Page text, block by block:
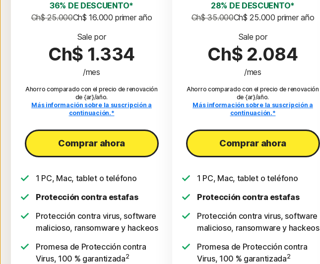
36% DE DESCUENTO*
Ch$ 25.000Ch$ 16.000 primer año
Sale por
Ch$ 1.334
/mes
Ahorro comparado con el precio de renovación
de {ar}/año.
Más información sobre la suscripción a
continuación.*
Comprar ahora
1 PC, Mac, tablet o teléfono
Protección contra estafas
Protección contra virus, software
malicioso, ransomware y hackeos
Promesa de Protección contra
Virus, 100 % garantizada2
28% DE DESCUENTO*
Ch$ 35.000Ch$ 25.000 primer año
Sale por
Ch$ 2.084
/mes
Ahorro comparado con el precio de renovación
de {ar}/año.
Más información sobre la suscripción a
continuación.*
Comprar ahora
1 PC, Mac, tablet o teléfono
Protección contra estafas
Protección contra virus, software
malicioso, ransomware y hackeos
Promesa de Protección contra
Virus, 100 % garantizada2